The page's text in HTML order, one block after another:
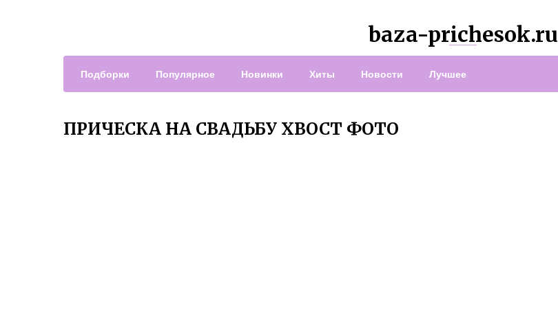
baza-prichesok.ru
Подборки Популярное Новинки Хиты Новости Лучшее
ПРИЧЕСКА НА СВАДЬБУ ХВОСТ ФОТО